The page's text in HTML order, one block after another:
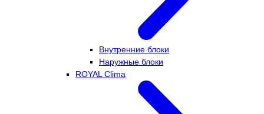
Внутренние блоки
Наружные блоки
ROYAL Clima